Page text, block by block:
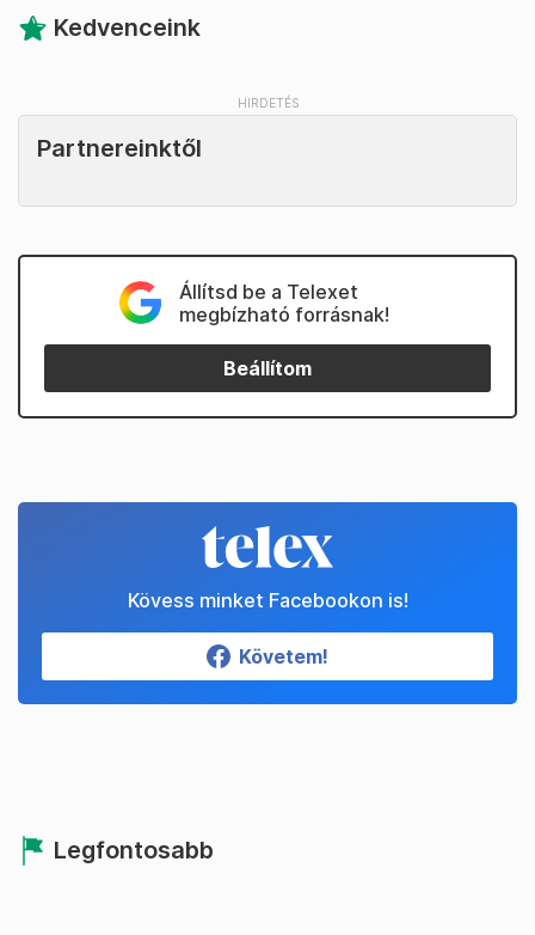
Kedvenceink
Partnereinktől
Állítsd be a Telexet
megbízható forrásnak!
Beállítom
Kövess minket Facebookon is!
Követem!
Legfontosabb